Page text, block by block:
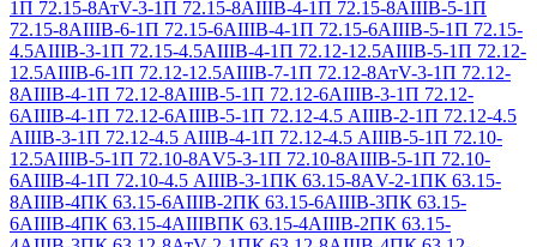
1П 72.15-8АтV-3-1П 72.15-8АIIIВ-4-1П 72.15-8АIIIВ-5-1П
72.15-8АIIIВ-6-1П 72.15-6АIIIВ-4-1П 72.15-6АIIIВ-5-1П 72.15-
4.5АIIIВ-3-1П 72.15-4.5АIIIВ-4-1П 72.12-12.5АIIIВ-5-1П 72.12-
12.5АIIIВ-6-1П 72.12-12.5АIIIВ-7-1П 72.12-8АтV-3-1П 72.12-
8АIIIВ-4-1П 72.12-8АIIIВ-5-1П 72.12-6АIIIВ-3-1П 72.12-
6АIIIВ-4-1П 72.12-6АIIIВ-5-1П 72.12-4.5 АIIIВ-2-1П 72.12-4.5
АIIIВ-3-1П 72.12-4.5 АIIIВ-4-1П 72.12-4.5 АIIIВ-5-1П 72.10-
12.5АIIIВ-5-1П 72.10-8АV5-3-1П 72.10-8АIIIВ-5-1П 72.10-
6АIIIВ-4-1П 72.10-4.5 АIIIВ-3-1ПК 63.15-8АV-2-1ПК 63.15-
8АIIIВ-4ПК 63.15-6АIIIВ-2ПК 63.15-6АIIIВ-3ПК 63.15-
6АIIIВ-4ПК 63.15-4АIIIВПК 63.15-4АIIIВ-2ПК 63.15-